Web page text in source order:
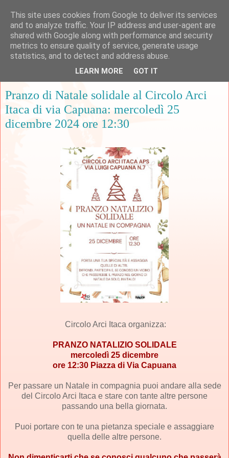
mercoledì 4 dicembre 2024
Pranzo di Natale solidale al Circolo Arci
Itaca di via Capuana: mercoledì 25
dicembre 2024 ore 12:30
Circolo Arci Itaca organizza:
PRANZO NATALIZIO SOLIDALE
mercoledì 25 dicembre
ore 12:30 Piazza di Via Capuana
Per passare un Natale in compagnia puoi andare alla sede
del Circolo Arci Itaca e stare con tante altre persone
passando una bella giornata.
Puoi portare con te una pietanza speciale e assaggiare
quella delle altre persone.
This site uses cookies from Google to deliver its services
and to analyze traffic. Your IP address and user-agent are
shared with Google along with performance and security
metrics to ensure quality of service, generate usage
statistics, and to detect and address abuse.
LEARN MORE GOT IT